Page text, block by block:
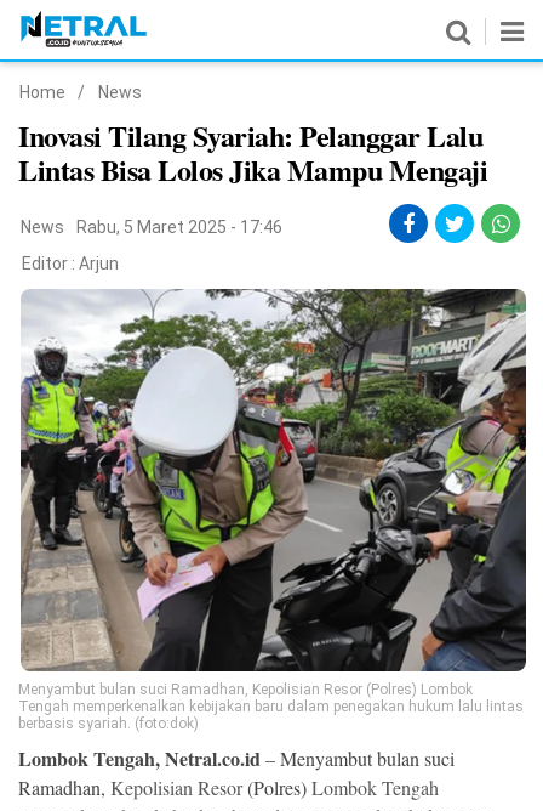
Nasional
Pemerintahan
Politik
Hukrim
Pendidikan
Peristiwa
Olahraga
Ekonomi
Memori
Home / News
Inovasi Tilang Syariah: Pelanggar Lalu
Lintas Bisa Lolos Jika Mampu Mengaji
News
Rabu, 5 Maret 2025 - 17:46
Editor : Arjun
Menyambut bulan suci Ramadhan, Kepolisian Resor (Polres) Lombok
Tengah memperkenalkan kebijakan baru dalam penegakan hukum lalu lintas
berbasis syariah. (foto:dok)
Lombok Tengah, Netral.co.id– Menyambut bulan suci
Ramadhan, Kepolisian Resor(Polres)Lombok Tengah